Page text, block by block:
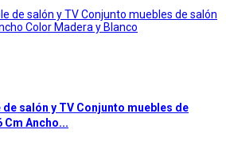
de salón y TV Conjunto muebles de
Cm Ancho...